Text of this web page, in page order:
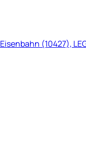
(10427),